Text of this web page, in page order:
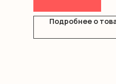
Подробнее о